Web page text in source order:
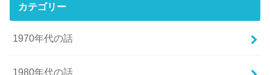
カテゴリー
1970年代の話
1980年代の話